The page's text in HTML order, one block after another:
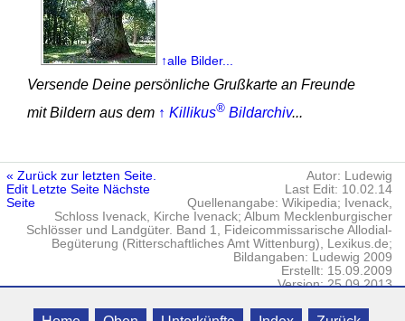
↑alle Bilder...
Versende Deine persönliche Grußkarte an Freunde
mit Bildern aus dem ↑ Killikus® Bildarchiv...
« Zurück zur letzten Seite.
Edit Letzte Seite Nächste
Seite
Autor: Ludewig
Last Edit: 10.02.14
Quellenangabe: Wikipedia; Ivenack,
Schloss Ivenack, Kirche Ivenack; Album Mecklenburgischer
Schlösser und Landgüter. Band 1, Fideicommissarische Allodial-
Begüterung (Ritterschaftliches Amt Wittenburg), Lexikus.de;
Bildangaben: Ludewig 2009
Erstellt: 15.09.2009
Version: 25.09.2013
Killikus® Norddeutsche Zimmerbörse Datenschutz· © 2006 - 2023 Killikus®